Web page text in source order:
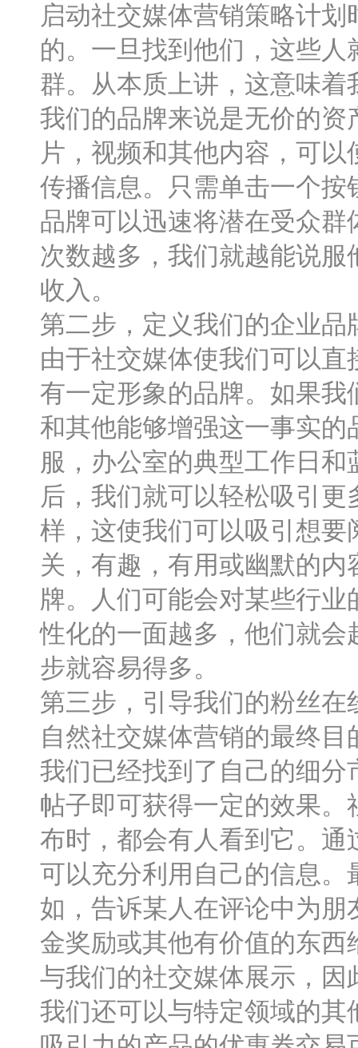
启动社交媒体营销策略计
的。一旦找到他们，这些
群。从本质上讲，这意味
我们的品牌来说是无价的
片，视频和其他内容，可
传播信息。只需单击一个按
品牌可以迅速将潜在受众
次数越多，我们就越能说
收入。
第二步，定义我们的企业品
由于社交媒体使我们可以
有一定形象的品牌。如果
和其他能够增强这一事实
服，办公室的典型工作日
后，我们就可以轻松吸引
样，这使我们可以吸引想
关，有趣，有用或幽默的
牌。人们可能会对某些行
性化的一面越多，他们就
步就容易得多。
第三步，引导我们的粉丝在
自然社交媒体营销的最终
我们已经找到了自己的细
帖子即可获得一定的效果
布时，都会有人看到它。
可以充分利用自己的信息
如，告诉某人在评论中为
金奖励或其他有价值的东
与我们的社交媒体展示，
我们还可以与特定领域的